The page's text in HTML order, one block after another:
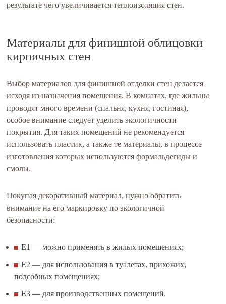
результате чего увеличивается теплоизоляция стен.
Материалы для финишной облицовки
кирпичных стен
Выбор материалов для финишной отделки стен делается
исходя из назначения помещения. В комнатах, где жильцы
проводят много времени (спальня, кухня, гостиная),
особое внимание следует уделить экологичности
покрытия. Для таких помещений не рекомендуется
использовать пластик, а также те материалы, в процессе
изготовления которых используются формальдегиды и
смолы.
Покупая декоративный материал, нужно обратить
внимание на его маркировку по экологичной
безопасности:
Е1 — можно применять в жилых помещениях;
Е2 — для использования в туалетах, прихожих,
подсобных помещениях;
Е3 — для производственных помещений.